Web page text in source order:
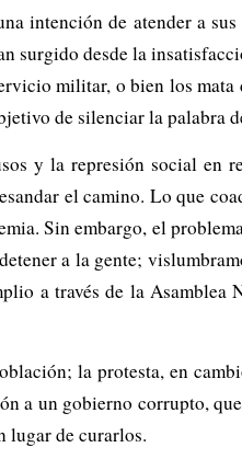
intención de atender a
surgido desde la
militar, o bien los
de silenciar la palabra
y la represión social en
el camino. Lo que
Sin embargo, el
a la gente;
a través de la
la protesta, en
a un gobierno corrupto,
lugar de curarlos.